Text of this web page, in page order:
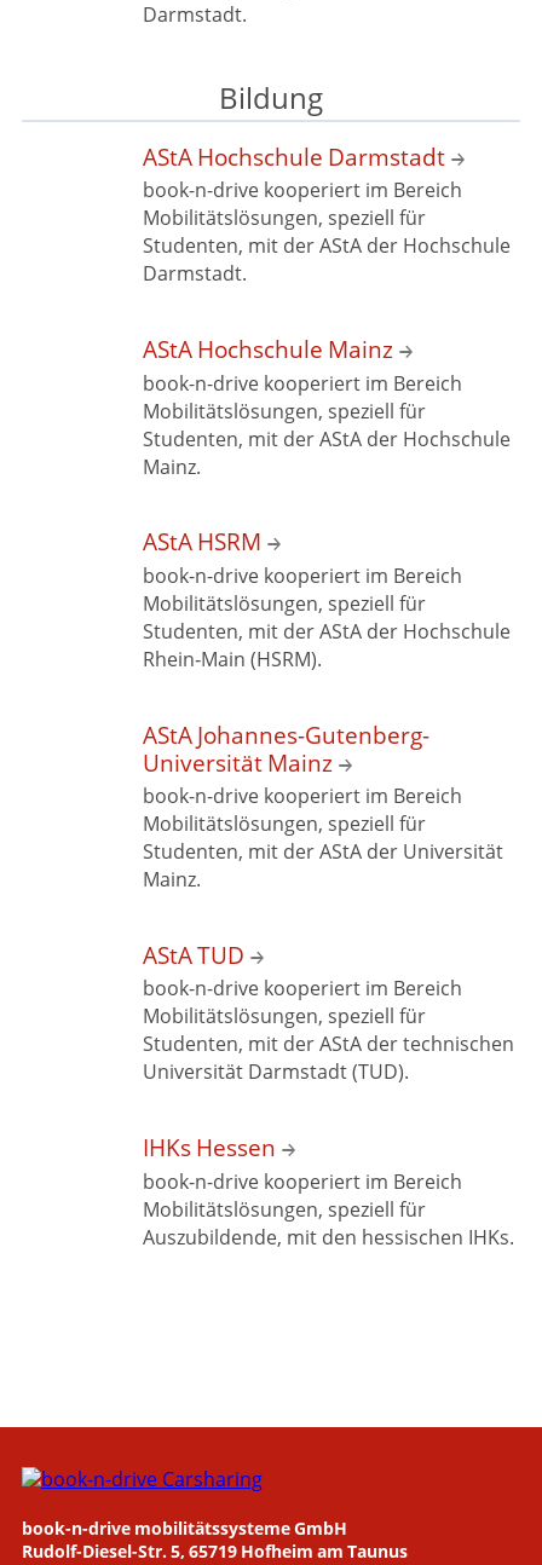
Darmstadt.
Bildung
AStA Hochschule Darmstadt
book-n-drive kooperiert im Bereich
Mobilitätslösungen, speziell für
Studenten, mit der AStA der Hochschule
Darmstadt.
AStA Hochschule Mainz
book-n-drive kooperiert im Bereich
Mobilitätslösungen, speziell für
Studenten, mit der AStA der Hochschule
Mainz.
AStA HSRM
book-n-drive kooperiert im Bereich
Mobilitätslösungen, speziell für
Studenten, mit der AStA der Hochschule
Rhein‑Main (HSRM).
AStA Johannes-Gutenberg-
Universität Mainz
book-n-drive kooperiert im Bereich
Mobilitätslösungen, speziell für
Studenten, mit der AStA der Universität
Mainz.
AStA TUD
book-n-drive kooperiert im Bereich
Mobilitätslösungen, speziell für
Studenten, mit der AStA der technischen
Universität Darmstadt (TUD).
IHKs Hessen
book-n-drive kooperiert im Bereich
Mobilitätslösungen, speziell für
Auszubildende, mit den hessischen IHKs.
book-n-drive mobilitätssysteme GmbH
Rudolf-Diesel-Str. 5, 65719 Hofheim am Taunus